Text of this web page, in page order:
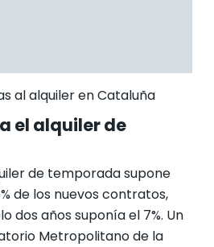
al alquiler en Cataluña
el alquiler de
de temporada supone
de los nuevos contratos,
dos años suponía el 7%. Un
Metropolitano de la